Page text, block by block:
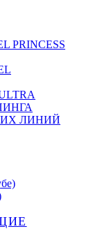
PRINCESS
ЛИНИЙ